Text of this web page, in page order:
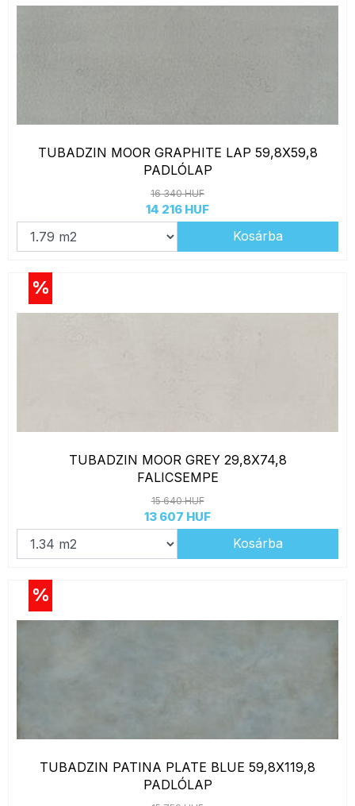
TUBADZIN MOOR GRAPHITE LAP 59,8X59,8
PADLÓLAP
16 340 HUF
14 216 HUF
Kosárba
%
TUBADZIN MOOR GREY 29,8X74,8
FALICSEMPE
15 640 HUF
13 607 HUF
Kosárba
%
TUBADZIN PATINA PLATE BLUE 59,8X119,8
PADLÓLAP